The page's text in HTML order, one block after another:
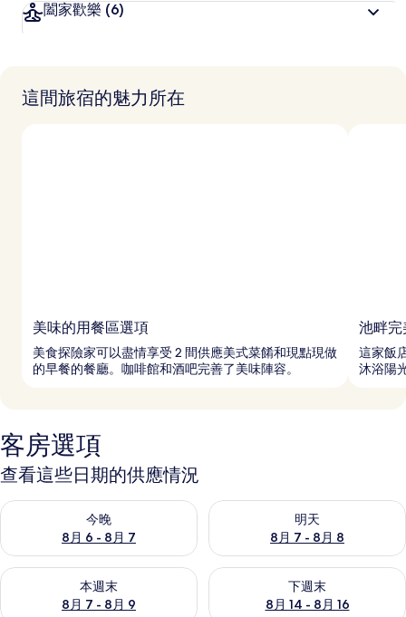
闔家歡樂 (6)
這間旅宿的魅力所在
美味的用餐區選項
美食探險家可以盡情享受 2 間供應美式菜餚和現點現做
的早餐的餐廳。咖啡館和酒吧完善了美味陣容。
池畔完
這家飯
沐浴陽
客房選項
查看這些日期的供應情況
今晚
8月 6 - 8月 7
查看今晚 (8月 6 - 8月 7) 的供應情況
明天
8月 7 - 8月 8
查看明天 (8月 7 - 8月 8) 的供
本週末
8月 7 - 8月 9
查看本週末 (8月 7 - 8月 9) 的供應情況
下週末
8月 14 - 8月 16
查看下週末 (8月 14 - 8月 16)